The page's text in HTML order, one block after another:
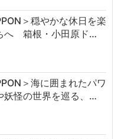
＞穏やかな休日を楽
へ 箱根・小田原ド…
＞海に囲まれたパワ
妖怪の世界を巡る、…